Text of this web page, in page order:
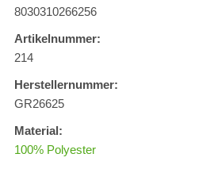
8030310266256
Artikelnummer:
214
Herstellernummer:
GR26625
Material:
100% Polyester